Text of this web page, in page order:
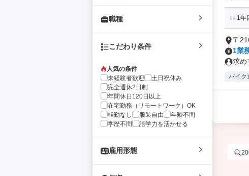
職種
こだわり条件
人気の条件
未経験者歓迎
土日祝休み
完全週休2日制
年間休日120日以上
在宅勤務（リモートワーク）OK
転勤なし
服装自由
年齢不問
学歴不問
語学力を活かせる
雇用形態
1年
〒
1業
求め
バイク